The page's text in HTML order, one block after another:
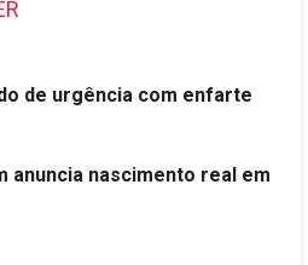
de urgência com enfarte
anuncia nascimento real em